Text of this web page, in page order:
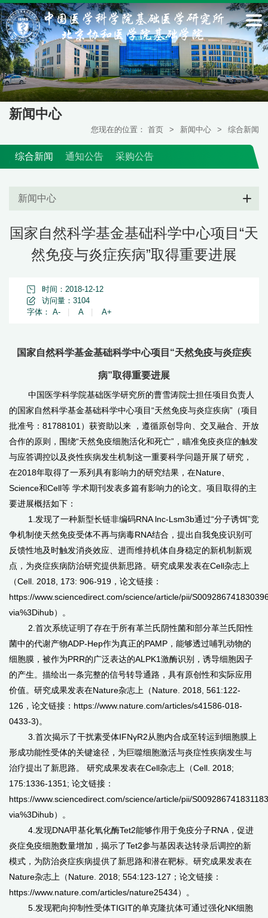
新闻中心
您现在的位置： 首页 > 新闻中心 > 综合新闻
综合新闻 通知公告 采购公告
新闻中心
国家自然科学基金基础科学中心项目“天
然免疫与炎症疾病”取得重要进展
时间：2018-12-12
访问量： 3104
字体： A- A A+
国家自然科学基金基础科学中心项目“天然免疫与炎症疾
病”取得重要进展
中国医学科学院基础医学研究所的曹雪涛院士担任项目负责人
的国家自然科学基金基础科学中心项目“天然免疫与炎症疾病”（项目
批准号：81788101）获资助以来 ，遵循原创导向、交叉融合、开放
合作的原则，围绕“天然免疫细胞活化和死亡”，瞄准免疫炎症的触发
与应答调控以及炎性疾病发生机制这一重要科学问题开展了研究，
在2018年取得了一系列具有影响力的研究结果，在Nature、
Science和Cell等 学术期刊发表多篇有影响力的论文。项目取得的主
要进展概括如下：
1.发现了一种新型长链非编码RNA lnc-Lsm3b通过“分子诱饵”竞
争机制使天然免疫受体不再与病毒RNA结合，提出自我免疫识别可
反馈性地及时触发消炎效应、进而维持机体自身稳定的新机制新观
点，为炎症疾病防治研究提供新思路。研究成果发表在Cell杂志上
（Cell. 2018, 173: 906-919，论文链接：
https://www.sciencedirect.com/science/article/pii/
via%3Dihub）。
2.首次系统证明了存在于所有革兰氏阴性菌和部分革兰氏阳性
菌中的代谢产物ADP-Hep作为真正的PAMP，能够透过哺乳动物的
细胞膜，被作为PRR的广泛表达的ALPK1激酶识别，诱导细胞因子
的产生。描绘出一条完整的信号转导通路，具有原创性和实际应用
价值。研究成果发表在Nature杂志上（Nature. 2018, 561:122-
126，论文链接：https://www.nature.com/articles/s41586-018-
0433-3)。
3.首次揭示了干扰素受体IFNγR2从胞内合成至转运到细胞膜上
形成功能性受体的关键途径，为巨噬细胞激活与炎症性疾病发生与
治疗提出了新思路。 研究成果发表在Cell杂志上（Cell. 2018;
175:1336-1351; 论文链接：
https://www.sciencedirect.com/science/article/pii/
via%3Dihub）。
4.发现DNA甲基化氧化酶Tet2能够作用于免疫分子RNA，促进
炎症免疫细胞数量增加，揭示了Tet2参与基因表达转录后调控的新
模式，为防治炎症疾病提供了新思路和潜在靶标。研究成果发表在
Nature杂志上（Nature. 2018; 554:123-127；论文链接：
https://www.nature.com/articles/nature25434）。
5.发现靶向抑制性受体TIGIT的单克隆抗体可通过强化NK细胞